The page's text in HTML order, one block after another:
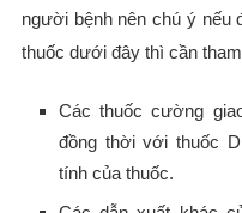
người bệnh nên chú ý nếu
thuốc dưới đây thì cần
Các thuốc cường
đồng thời với thuốc
tính của thuốc.